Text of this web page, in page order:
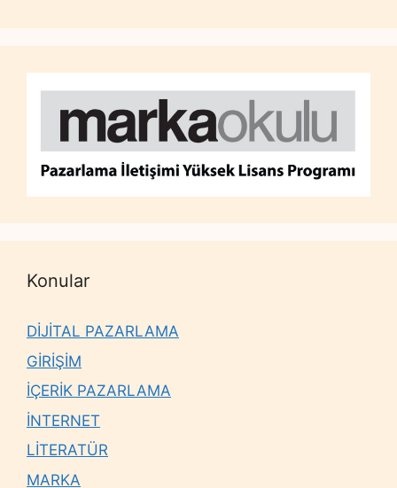
Konular
DİJİTAL PAZARLAMA
GİRİŞİM
İÇERİK PAZARLAMA
İNTERNET
LİTERATÜR
MARKA